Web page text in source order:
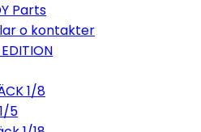
Parts
o kontakter
1/8
5